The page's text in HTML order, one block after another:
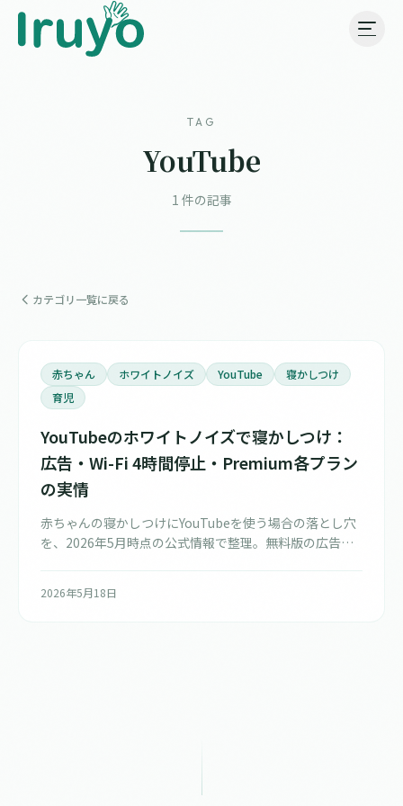
TAG
YouTube
1 件の記事
カテゴリ一覧に戻る
赤ちゃん ホワイトノイズ YouTube
寝かしつけ
育児
YouTubeのホワイトノイズで寝かしつけ：
広告・Wi-Fi 4時間停止・Premium各プラン
の実情
赤ちゃんの寝かしつけにYouTubeを使う場合の落とし穴
を、2026年5月時点の公式情報で整理。無料版の広告挿
デート反映）、iOS App Store経由の価格差（年間4,440
2026年5月18日